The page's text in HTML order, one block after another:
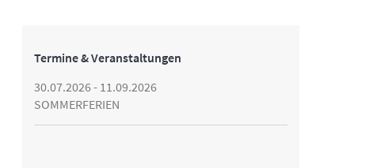
Termine & Veranstaltungen
30.07.2026 - 11.09.2026
SOMMERFERIEN